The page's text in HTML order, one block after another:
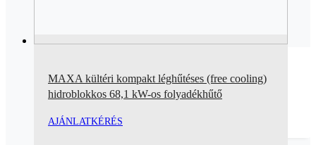
MAXA kültéri kompakt léghűtéses (free cooling)
hidroblokkos 68,1 kW-os folyadékhűtő
AJÁNLATKÉRÉS